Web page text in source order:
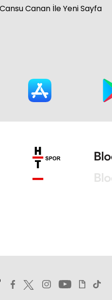
Cansu Canan İle Yeni Sayfa